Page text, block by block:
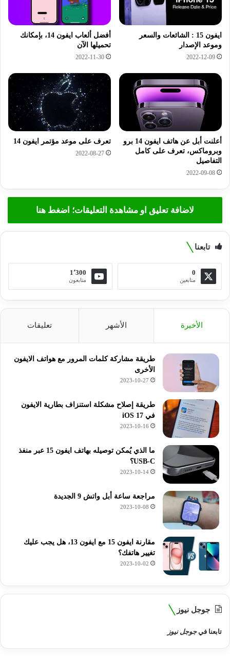
ايفون 15 : الشائعات والسعر
وموعد الإصدار
2022-12-09
أفضل ألعاب ايفون 14، بإمكانك
تحميلها الآن
2022-11-30
أعلنت أبل عن هاتف ايفون 14 برو
وبروماكس، تعرف على كامل
التفاصيل
2022-09-08
تعرف على موعد مؤتمر ايفون 14
2022-08-27
لاضافة تعليق او مشاهدة التعليقات؛ اضغط هنا
تابعنا
0
متابعين
1٬300
متابعون
الأخيرة الأشهر تعليقات
طريقة مشاركة كلمات المرور مع هواتف الايفون
الأخرى
2023-10-27
طريقة إصلاح مشكلة استنزاف بطارية الايفون
في iOS 17
2023-10-16
ما الذي يُمكن توصيله بهاتف ايفون 15 عبر منفذ
USB-C؟
2023-10-14
مراجعة ساعة أبل واتش 9 الجديدة
2023-10-08
مقارنة ايفون 15 مع ايفون 13، هل يجب عليك
تغيير هاتفك؟
2023-10-02
جوجل نيوز
تابعنا فيجوجل نيوز